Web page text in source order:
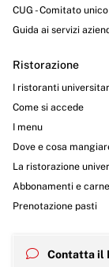
CUG - Comitato
Guida ai servizi
Ristorazione
I ristoranti
Come si accede
I menu
Dove e cosa
La ristorazione
Abbonamenti e
Prenotazione pasti
Contatta il